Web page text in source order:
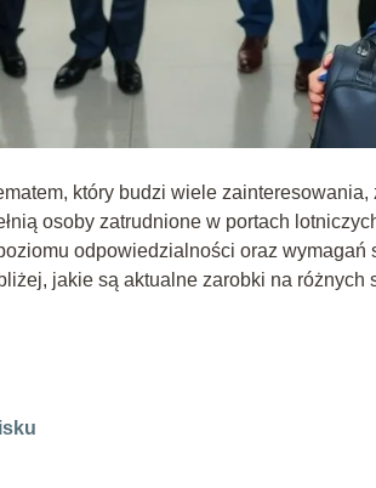
który budzi wiele zainteresowania,
osoby zatrudnione w portach
odpowiedzialności oraz wymagań
jakie są aktualne zarobki na